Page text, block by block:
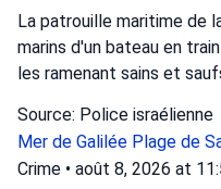
La patrouille maritime de
marins d'un bateau en
les ramenant sains et
Source: Police israélienne
Mer de Galilée Plage de
Crime • août 8, 2026 at